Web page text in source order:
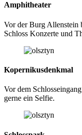
Amphitheater
Vor der Burg Allenstein
Schloss Konzerte und
Kopernikusdenkmal
Vor dem
gerne ein Selfie.